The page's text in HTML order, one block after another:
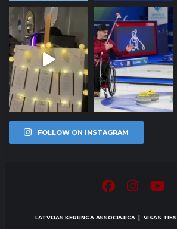
FOLLOW ON INSTAGRAM
LATVIJAS KĒRLINGA ASSOCIĀJICA | VISAS